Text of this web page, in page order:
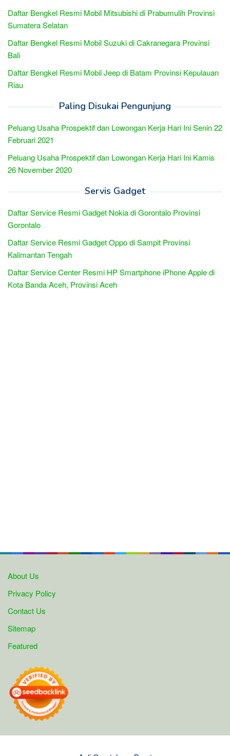
Daftar Bengkel Resmi Mobil Mitsubishi di Prabumulih Provinsi
Sumatera Selatan
Daftar Bengkel Resmi Mobil Suzuki di Cakranegara Provinsi
Bali
Daftar Bengkel Resmi Mobil Jeep di Batam Provinsi Kepulauan
Riau
Paling Disukai Pengunjung
Peluang Usaha Prospektif dan Lowongan Kerja Hari Ini Senin 22
Februari 2021
Peluang Usaha Prospektif dan Lowongan Kerja Hari Ini Kamis
26 November 2020
Servis Gadget
Daftar Service Resmi Gadget Nokia di Gorontalo Provinsi
Gorontalo
Daftar Service Resmi Gadget Oppo di Sampit Provinsi
Kalimantan Tengah
Daftar Service Center Resmi HP Smartphone iPhone Apple di
Kota Banda Aceh, Provinsi Aceh
About Us
Privacy Policy
Contact Us
Sitemap
Featured